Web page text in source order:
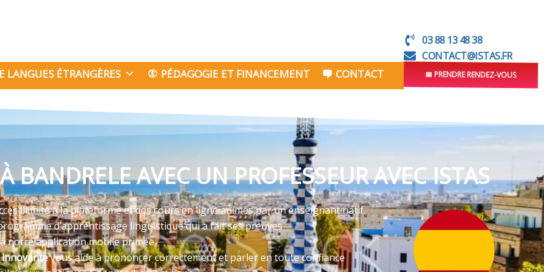
LANGUES ÉTRANGÈRES PÉDAGOGIE ET FINANCEMENT CONTACT
03 88 13 48 38
CONTACT@ISTAS.FR
📅 PRENDRE RENDEZ-VOUS
BANDRELE AVEC UN PROFESSEUR AVEC ISTAS
illimité à la plateforme et des cours en ligne animés par un enseignant natif.
d’apprentissage linguistique qui a fait ses preuves
notre application mobile primée
innovantevous aide à prononcer correctement et parler en toute confiance